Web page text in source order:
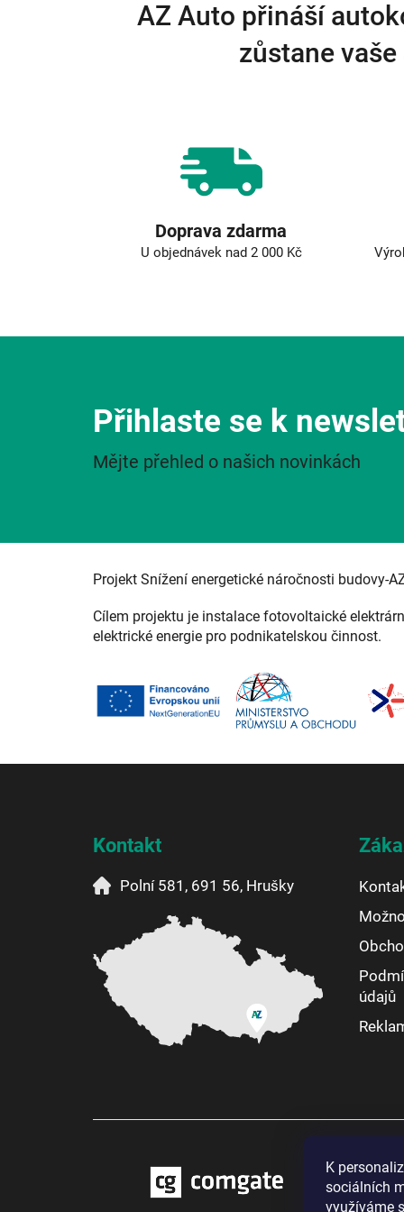
K
sociálních
využíváme
AZ Auto přináší
zůstane
Doprava zdarma
U objednávek nad 2 000 Kč
Přihlaste se k
Mějte přehled o našich novinkách
Projekt Snížení energetické náročnosti budovy-
Cílem projektu je instalace fotovoltaické
elektrické energie pro podnikatelskou činnost.
Kontakt
Polní 581, 691 56, Hrušky
údajů